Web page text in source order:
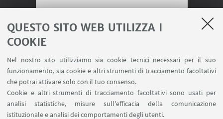
QUESTO SITO WEB UTILIZZA I
COOKIE
Nel nostro sito utilizziamo sia cookie tecnici necessari per il suo
funzionamento, sia cookie e altri strumenti di tracciamento facoltativi
che potrai attivare solo con il tuo consenso.
Cookie e altri strumenti di tracciamento facoltativi sono usati per
analisi statistiche, misure sull'efficacia della comunicazione
istituzionale e analisi dei comportamenti degli utenti.
Previous
Next